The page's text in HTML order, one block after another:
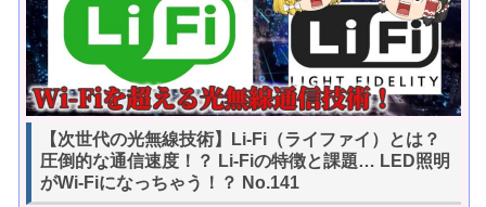
【次世代の光無線技術】Li-Fi（ライファイ）とは？
圧倒的な通信速度！？ Li-Fiの特徴と課題… LED照明
がWi-Fiになっちゃう！？ No.141